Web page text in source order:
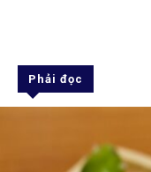
Phải đọc